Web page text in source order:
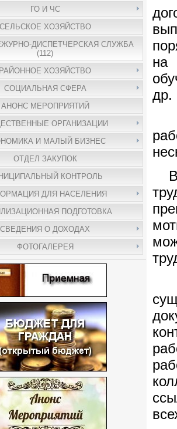
ГО И ЧС
СЕЛЬСКОЕ ХОЗЯЙСТВО
ДИСПЕТЧЕРСКАЯ СЛУЖБА
(112)
РАЙОННОЕ ХОЗЯЙСТВО
СОЦИАЛЬНАЯ СФЕРА
АНОНС МЕРОПРИЯТИЙ
ОРГАНИЗАЦИИ
И МАЛЫЙ БИЗНЕС
ОТДЕЛ ЗАКУПОК
КОНТРОЛЬ
ДЛЯ НАСЕЛЕНИЯ
ПОДГОТОВКА
СВЕДЕНИЯ О ДОХОДАХ
ФОТОГАЛЕРЕЯ
на
др.